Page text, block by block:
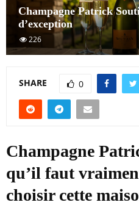
Champagne Patrick
d’exception
226
SHARE 0
Champagne
qu’il faut
choisir cette